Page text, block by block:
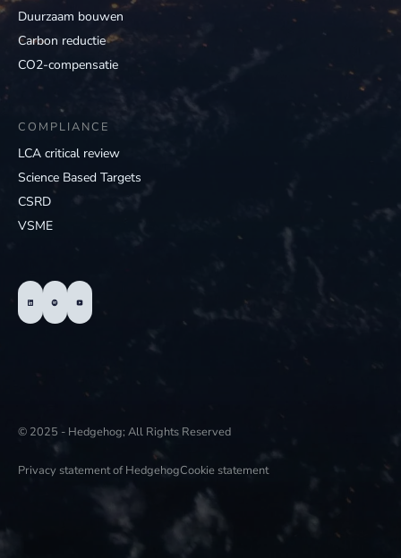
Duurzaam bouwen
Carbon reductie
CO2-compensatie
COMPLIANCE
LCA critical review
Science Based Targets
CSRD
VSME
© 2025 - Hedgehog; All Rights Reserved
Privacy statement of HedgehogCookie statement